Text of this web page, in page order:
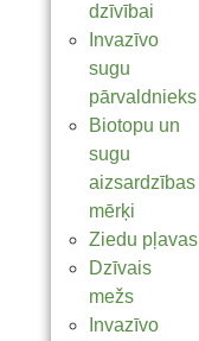
dzīvībai
Invazīvo
sugu
pārvaldnieks
Biotopu un
sugu
aizsardzības
mērķi
Ziedu pļavas
Dzīvais
mežs
Invazīvo